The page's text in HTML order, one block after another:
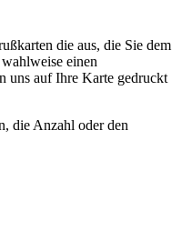
die aus, die Sie dem
einen
uns auf Ihre Karte gedruckt
die Anzahl oder den